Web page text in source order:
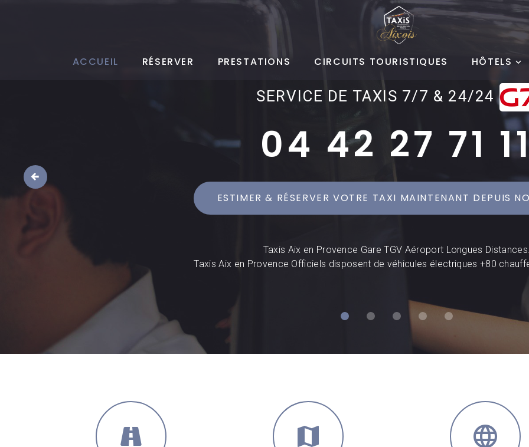
ACCUEIL RÉSERVER PRESTATIONS CIRCUITS TOURISTIQUES HÔTELS
SERVICE DE TAXIS 7/7 & 24/24
04 42 27 71
ESTIMER & RÉSERVER VOTRE TAXI MAINTENANT DEPUIS
Taxis Aix en Provence Gare TGV Aéroport Longues Distances.
Taxis Aix en Provence Officiels disposent de véhicules électriques +80